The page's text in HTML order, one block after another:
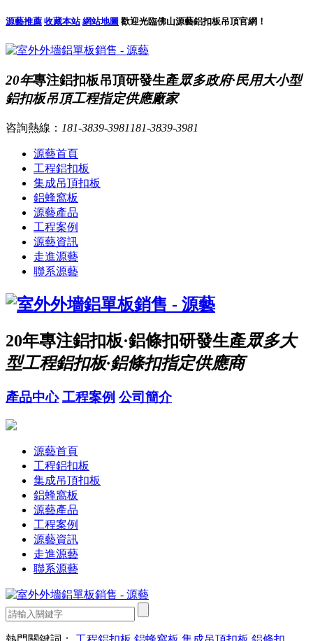
源藝推薦 收藏本站 網站地圖 歡迎光臨佛山源藝鋁扣板吊頂官網！
20年專注鋁扣板吊頂研發生產眾多政府·民用大小型
鋁扣板吊頂工程指定供應廠家
咨詢熱線： 181-3839-3981 181-3839-3981
源藝首頁
工程鋁扣板
集成吊頂扣板
鋁蜂窩板
源藝產品
工程案例
源藝資訊
走進源藝
聯系源藝
20年專注鋁扣板·鋁條扣研發生產眾多大
型工程鋁扣板·鋁條扣指定供應商
產品中心 工程案例 公司簡介
源藝首頁
工程鋁扣板
集成吊頂扣板
鋁蜂窩板
源藝產品
工程案例
源藝資訊
走進源藝
聯系源藝